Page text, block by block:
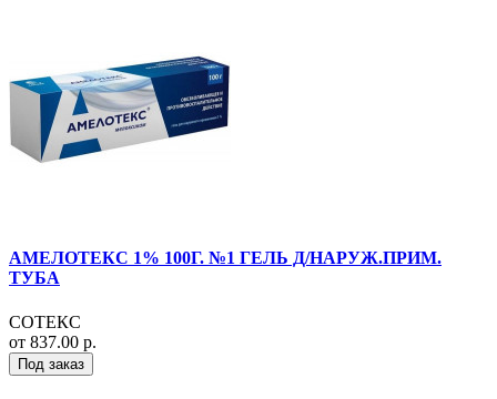
АМЕЛОТЕКС 1% 100Г. №1 ГЕЛЬ Д/НАРУЖ.ПРИМ.
ТУБА
СОТЕКС
от 837.00 р.
Под заказ